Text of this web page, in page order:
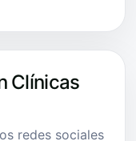
Clínicas
redes sociales